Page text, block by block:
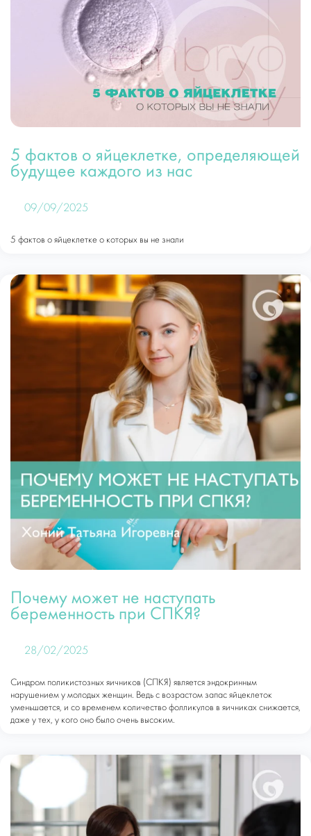
5 фактов о яйцеклетке, определяющей
будущее каждого из нас
09/09/2025
5 фактов о яйцеклетке о которых вы не знали
Почему может не наступать
беременность при СПКЯ?
28/02/2025
Синдром поликистозных яичников (СПКЯ) является эндокринным
нарушением у молодых женщин. Ведь с возрастом запас яйцеклеток
уменьшается, и со временем количество фолликулов в яичниках снижается,
даже у тех, у кого оно было очень высоким.